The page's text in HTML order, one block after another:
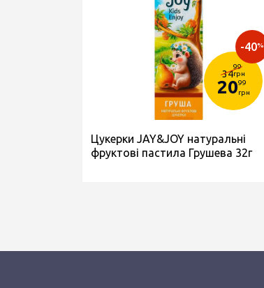
34
99
грн
2099
грн
-40%
Цукерки JAY&JOY натуральні
фруктові пастила Грушева 32г